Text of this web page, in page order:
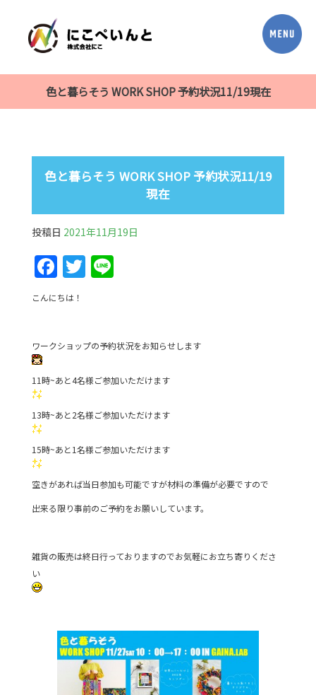
色と暮らそう WORK SHOP 予約状況11/19現在
色と暮らそう WORK SHOP 予約状況11/19
現在
投稿日 2021年11月19日
F
a
c
e
b
o
k
T
w
er
Li
こんにちは！
ワークショップの予約状況をお知らせします
11時~あと4名様ご参加いただけます
13時~あと2名様ご参加いただけます
15時~あと1名様ご参加いただけます
空きがあれば当日参加も可能ですが材料の準備が必要ですので
出来る限り事前のご予約をお願いしています。
雑貨の販売は終日行っておりますのでお気軽にお立ち寄りくださ
い